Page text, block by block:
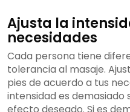
Ajusta la
necesidades
Cada persona tiene
tolerancia al masaje.
pies de acuerdo a tus
intensidad es demasiado